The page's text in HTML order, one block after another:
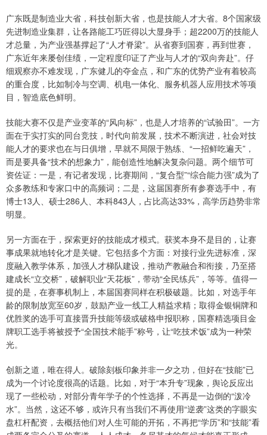
广东既是制造业大省，科技创新大省，也是技能人才大省。8个国家级
先进制造业集群，让各路能工巧匠得以大显身手；超2200万的技能人
才总量，为产业强基撑起了“人才脊梁”。从省赛到国赛，再到世赛，
广东近年来屡创佳绩，一定程度印证了产业与人才的“双向奔赴”。仔
细观察亦不难发现，广东健儿的夺金点，和广东的优势产业有着较高
的重合度，比如制冷与空调、机电一体化、服务机器人应用技术等项
目，智造底色鲜明。
技能大赛不仅是产业变革的“风向标”，也是人才培养的“试验田”。一方
面在于实打实的同台竞技，时代向前发展，技术不断演进，社会对技
能人才的要求也在与日俱增，早就不局限于熟练、“一招鲜吃遍天”，
而是要具备“技术的想象力”，能创造性地解决复杂问题。两个细节可
资佐证：一是，有记者发现，比赛期间，“复合型”“综合能力强”成为了
众多教练和专家口中的高频词；二是，这届国赛所有参赛选手中，有
博士13人、硕士286人、本科843人，占比高达33%，高学历趋势非常
明显。
另一方面在于，探索更好的技能成才模式。获奖本身不是目的，让赛
事成果就地转化才是关键。它包括多个方面：对接行业先进标准，深
度融入教学体系，加强人才梯队建设，推动产教融合和衔接，乃至搭
建成长“立交桥”，破解职业“天花板”，带动“全民练兵”，等等。值得一
提的是，在赛事机制上，本届国赛同样在积极破题。比如，对选手年
龄的限制放宽至60岁，鼓励产业一线工人精益求精；取得金银铜牌和
优胜奖的选手可直接晋升技能等级或破格申报职称，国赛精选项目金
牌职工选手将被授予“全国技术能手”称号，让“吃技术饭”成为一种荣
光。
创新之道，唯在得人。破除刻板印象并非一夕之功，但好在“技能”已
成为一个讨论度很高的话题。比如，对于“本升专”现象，舆论反应出
现了一些松动，对部分青年学子的个性选择，不再是一边倒的“泼冷
水”。当然，这还不够，或许只有当我们不再使用“逆袭”这类的字眼实
盘杠杆配资，去概括他们对人生可能的开拓，不再把“学历”和“技能”看